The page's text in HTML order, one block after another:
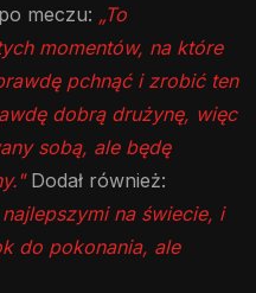
meczu: „To
momentów, na które
pchnąć i zrobić ten
dobrą drużynę, więc
sobą, ale będę
Dodał również:
na świecie, i
do pokonania, ale